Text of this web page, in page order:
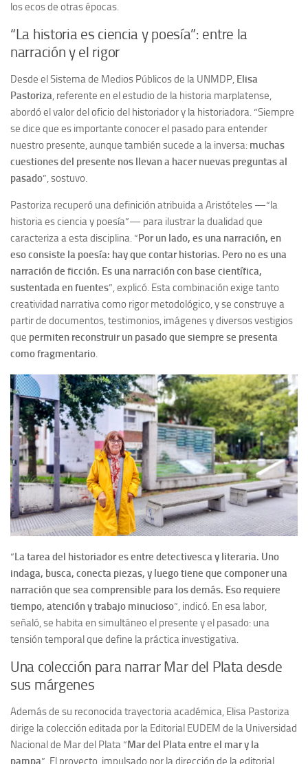
los ecos de otras épocas.
“La historia es ciencia y poesía”: entre la
narración y el rigor
Desde el Sistema de Medios Públicos de la UNMDP, Elisa
Pastoriza, referente en el estudio de la historia marplatense,
abordó el valor del oficio del historiador y la historiadora. “Siempre
se dice que es importante conocer el pasado para entender
nuestro presente, aunque también sucede a la inversa: muchas
cuestiones del presente nos llevan a hacer nuevas preguntas al
pasado”, sostuvo.
Pastoriza recuperó una definición atribuida a Aristóteles —“la
historia es ciencia y poesía”— para ilustrar la dualidad que
caracteriza a esta disciplina. “ Por un lado, es una narración, en
eso consiste la poesía: hay que contar historias. Pero no es una
narración de ficción. Es una narración con base científica,
sustentada en fuentes”, explicó. Esta combinación exige tanto
creatividad narrativa como rigor metodológico, y se construye a
partir de documentos, testimonios, imágenes y diversos vestigios
que permiten reconstruir un pasado que siempre se presenta
como fragmentario.
“La tarea del historiador es entre detectivesca y literaria. Uno
indaga, busca, conecta piezas, y luego tiene que componer una
narración que sea comprensible para los demás. Eso requiere
tiempo, atención y trabajo minucioso”, indicó. En esa labor,
señaló, se habita en simultáneo el presente y el pasado: una
tensión temporal que define la práctica investigativa.
Una colección para narrar Mar del Plata desde
sus márgenes
Además de su reconocida trayectoria académica, Elisa Pastoriza
dirige la colección editada por la Editorial EUDEM de la Universidad
Nacional de Mar del Plata “Mar del Plata entre el mar y la
pampa”. El proyecto, impulsado por la dirección de la editorial